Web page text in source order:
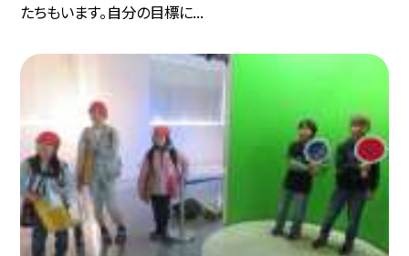
たちもいます。自分の目標に...